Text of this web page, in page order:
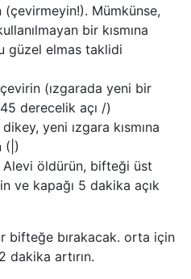
(çevirmeyin!). Mümkünse,
bir kısmına
güzel elmas taklidi
(ızgarada yeni bir
derecelik açı /)
yeni ızgara kısmına
(|)
öldürün, bifteği üst
ve kapağı 5 dakika açık
bifteğe bırakacak. orta için
dakika artırın.